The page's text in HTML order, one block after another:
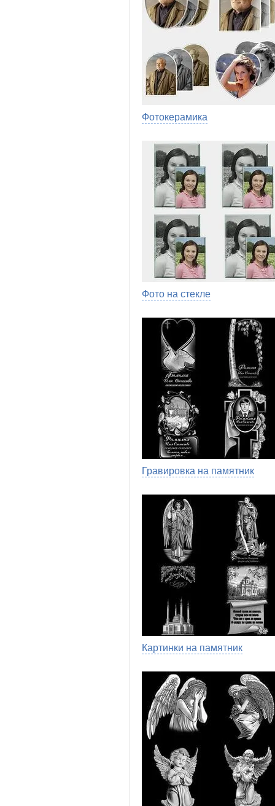
Фотокерамика
Фото на стекле
Гравировка на памятник
Картинки на памятник